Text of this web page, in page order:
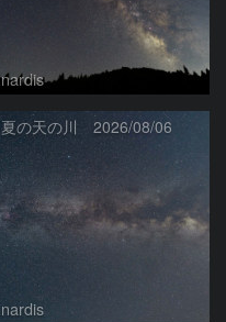
nardis
夏の天の川 2026/08/06
nardis